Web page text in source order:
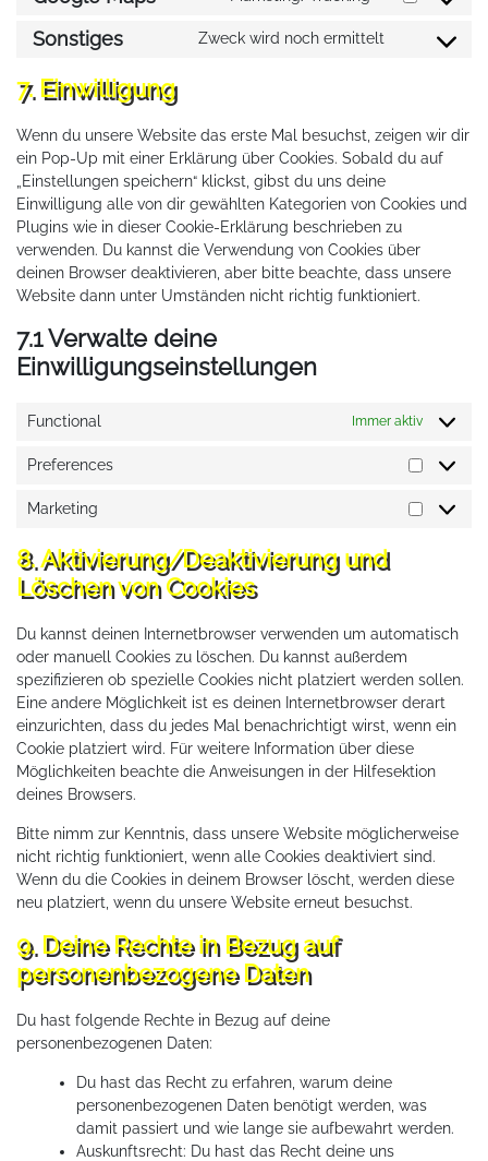
recaptcha
Sonstiges Zweck wird noch ermittelt
Consent
7. Einwilligung
Wenn du unsere Website das erste Mal besuchst, zeigen wir dir
ein Pop-Up mit einer Erklärung über Cookies. Sobald du auf
„Einstellungen speichern“ klickst, gibst du uns deine
Einwilligung alle von dir gewählten Kategorien von Cookies und
Plugins wie in dieser Cookie-Erklärung beschrieben zu
verwenden. Du kannst die Verwendung von Cookies über
deinen Browser deaktivieren, aber bitte beachte, dass unsere
Website dann unter Umständen nicht richtig funktioniert.
7.1 Verwalte deine
Einwilligungseinstellungen
Functional Immer aktiv
Preferences
Marketing
8. Aktivierung/Deaktivierung und
Löschen von Cookies
Du kannst deinen Internetbrowser verwenden um automatisch
oder manuell Cookies zu löschen. Du kannst außerdem
spezifizieren ob spezielle Cookies nicht platziert werden sollen.
Eine andere Möglichkeit ist es deinen Internetbrowser derart
einzurichten, dass du jedes Mal benachrichtigt wirst, wenn ein
Cookie platziert wird. Für weitere Information über diese
Möglichkeiten beachte die Anweisungen in der Hilfesektion
deines Browsers.
Bitte nimm zur Kenntnis, dass unsere Website möglicherweise
nicht richtig funktioniert, wenn alle Cookies deaktiviert sind.
Wenn du die Cookies in deinem Browser löscht, werden diese
neu platziert, wenn du unsere Website erneut besuchst.
9. Deine Rechte in Bezug auf
personenbezogene Daten
Du hast folgende Rechte in Bezug auf deine
personenbezogenen Daten:
Du hast das Recht zu erfahren, warum deine
personenbezogenen Daten benötigt werden, was
damit passiert und wie lange sie aufbewahrt werden.
Auskunftsrecht: Du hast das Recht deine uns